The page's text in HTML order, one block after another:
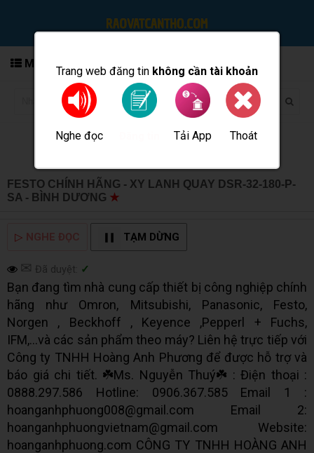
Trang web đăng tin không cần tài khoản
Nghe đọc Tải App Thoát
MENU
FESTO CHÍNH HÃNG - XY LANH QUAY DSR-32-180-P-
SA - BÌNH DƯƠNG ★
▷ NGHE ĐỌC TẠM DỪNG
✉ Đã duyệt: ✓
Bạn đang tìm nhà cung cấp thiết bị công nghiệp chính
hãng như Omron, Mitsubishi, Panasonic, Festo,
Norgen , Beckhoff , Keyence ,Pepperl + Fuchs,
IFM,...và các sản phẩm theo máy? Liên hệ trực tiếp với
Công ty TNHH Hoàng Anh Phương để được hỗ trợ và
báo giá chi tiết. ☘️Ms. Nguyễn Thuý☘️ : Điện thoại :
0888.297.586 Hotline: 0906.367.585 Email 1 :
hoanganhphuong008@gmail.com Email 2:
hoanganhphuongvietnam@gmail.com Website:
hoanganhphuong.com CÔNG TY TNHH HOÀNG ANH